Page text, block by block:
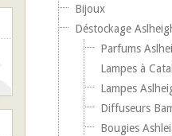
Bijoux
Déstockage
Parfums
Lampes à
Lampes
Diffuseurs
Bougies